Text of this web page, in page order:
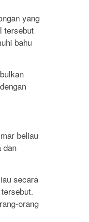
yang
tersebut
bahu
beliau
dan
secara
orang